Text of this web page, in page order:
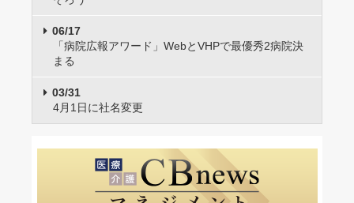
06/17
「病院広報アワード」WebとVHPで最優秀2病院決
まる
03/31
4月1日に社名変更